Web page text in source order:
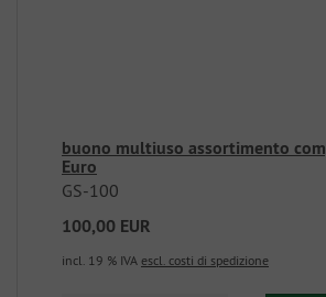
buono multiuso assortimento
Euro
GS-100
100,00 EUR
incl. 19 % IVA escl. costi di spedizione